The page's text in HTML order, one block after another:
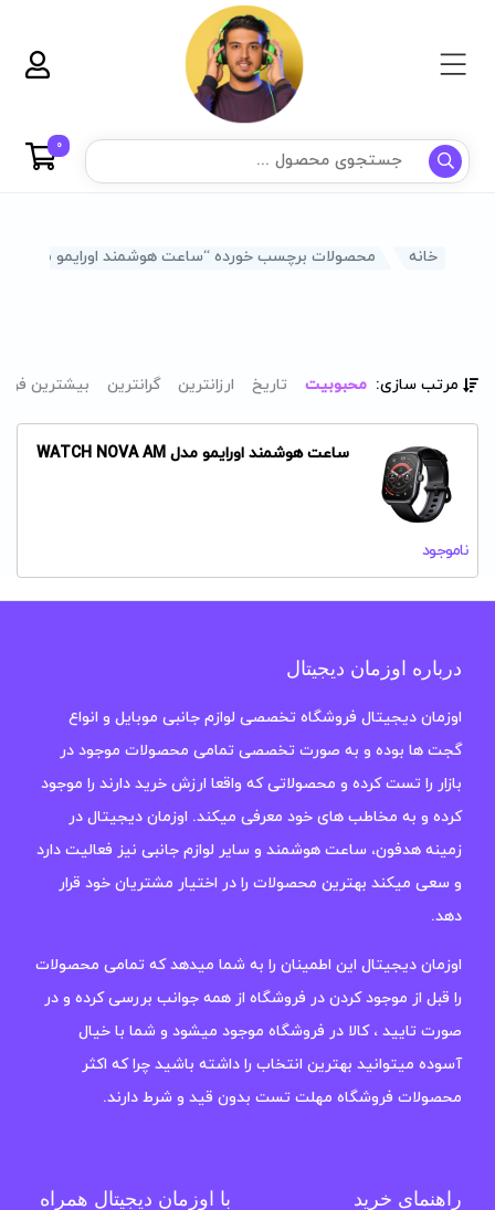
0
خانه محصولات برچسب خورده “ساعت هوشمند اورایمو مدل WATCH NOVA AM”
مرتب سازی: محبوبیت تاریخ ارزانترین گرانترین بیشترین
ساعت هوشمند اورایمو مدل WATCH NOVA AM
ناموجود
درباره اوزمان دیجیتال
اوزمان دیجیتال فروشگاه تخصصی لوازم جانبی موبایل و انواع
گجت ها بوده و به صورت تخصصی تمامی محصولات موجود در
بازار را تست کرده و محصولاتی که واقعا ارزش خرید دارند را موجود
کرده و به مخاطب های خود معرفی میکند. اوزمان دیجیتال در
زمینه هدفون، ساعت هوشمند و سایر لوازم جانبی نیز فعالیت دارد
و سعی میکند بهترین محصولات را در اختیار مشتریان خود قرار
دهد.
اوزمان دیجیتال این اطمینان را به شما میدهد که تمامی محصولات
را قبل از موجود کردن در فروشگاه از همه جوانب بررسی کرده و در
صورت تایید ، کالا در فروشگاه موجود میشود و شما با خیال
آسوده میتوانید بهترین انتخاب را داشته باشید چرا که اکثر
محصولات فروشگاه مهلت تست بدون قید و شرط دارند.
راهنمای خرید
با اوزمان دیجیتال همراه